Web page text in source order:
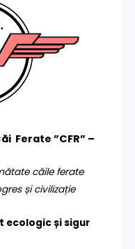
Ferate ”CFR” –
căile ferate
și civilizație
ecologic și sigur